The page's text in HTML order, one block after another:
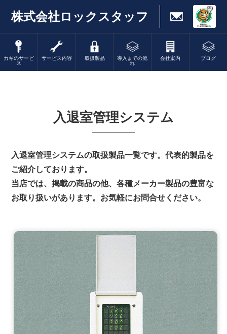
株式会社ロックスタッフ
カギのサービ
ス
サービス内容 取扱製品
導入までの流
れ
会社案内 ブログ
入退室管理システム
入退室管理システムの取扱製品一覧です。代表的製品を
ご紹介しております。
当店では、掲載の商品の他、各種メーカー製品の豊富な
お取り扱いがあります。お気軽にお問合せください。